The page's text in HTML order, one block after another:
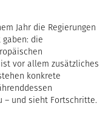
Jahr die Regierungen
die
vor allem zusätzliches
konkrete
– und sieht Fortschritte.